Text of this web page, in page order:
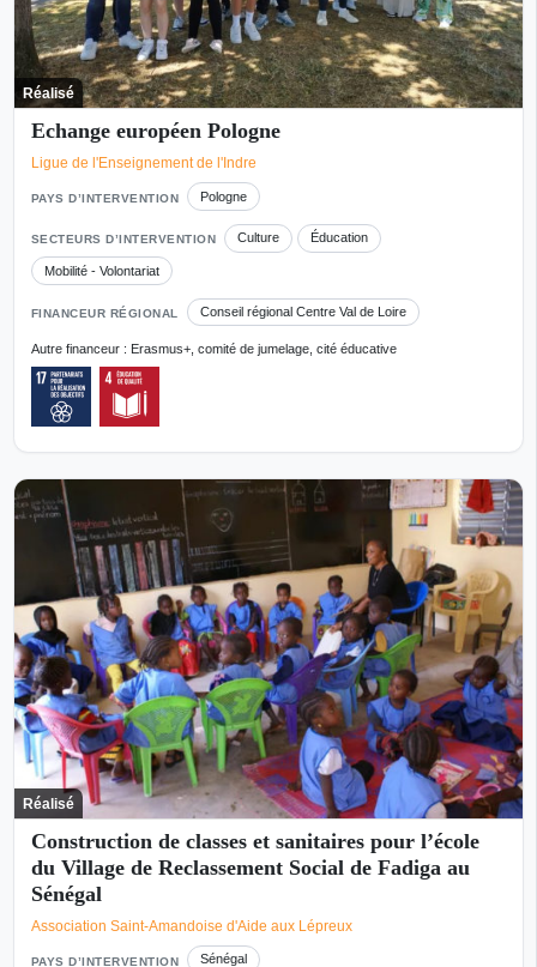
Réalisé
Echange européen Pologne
Ligue de l'Enseignement de l'Indre
PAYS D’INTERVENTION Pologne
SECTEURS D’INTERVENTION Culture Éducation
Mobilité - Volontariat
FINANCEUR RÉGIONAL Conseil régional Centre Val de Loire
Autre financeur : Erasmus+, comité de jumelage, cité éducative
Réalisé
Construction de classes et sanitaires pour l’école
du Village de Reclassement Social de Fadiga au
Sénégal
Association Saint-Amandoise d'Aide aux Lépreux
PAYS D’INTERVENTION Sénégal